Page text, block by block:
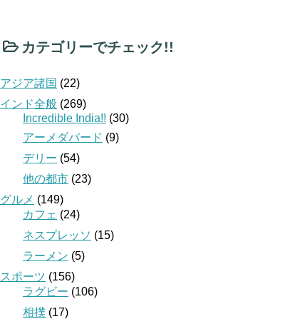
カテゴリーでチェック!!
アジア諸国 (22)
インド全般 (269)
Incredible India!! (30)
アーメダバード (9)
デリー (54)
他の都市 (23)
グルメ (149)
カフェ (24)
ネスプレッソ (15)
ラーメン (5)
スポーツ (156)
ラグビー (106)
相撲 (17)